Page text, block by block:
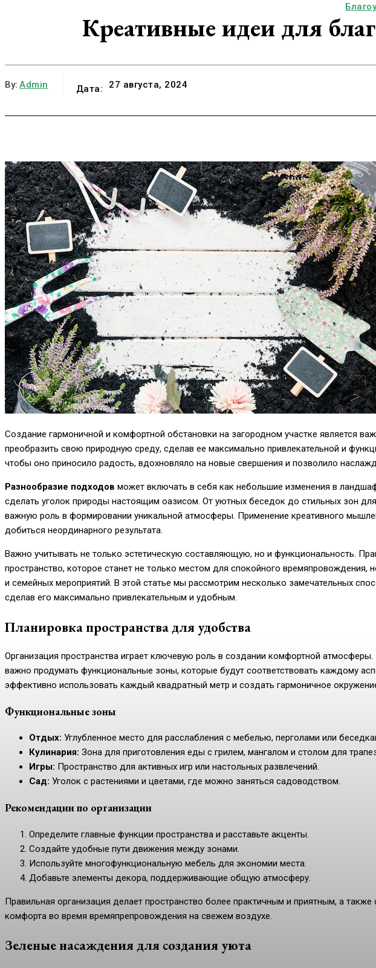
Креативные идеи для
By: Admin Дата: 27 августа, 2024
Создание гармоничной и комфортной обстановки на загородном участке является
преобразить свою природную среду, сделав ее максимально привлекательной и
чтобы оно приносило радость, вдохновляло на новые свершения и позволило
Разнообразие подходов может включать в себя как небольшие изменения в
сделать уголок природы настоящим оазисом. От уютных беседок до стильных зон
важную роль в формировании уникальной атмосферы. Применение креативного
добиться неординарного результата.
Важно учитывать не только эстетическую составляющую, но и функциональность.
пространство, которое станет не только местом для спокойного
и семейных мероприятий. В этой статье мы рассмотрим несколько замечательных
сделав его максимально привлекательным и удобным.
Планировка пространства для удобства
Организация пространства играет ключевую роль в создании комфортной
важно продумать функциональные зоны, которые будут соответствовать каждому
эффективно использовать каждый квадратный метр и создать гармоничное
Функциональные зоны
Отдых: Углубленное место для расслабления с мебелью, перголами или
Кулинария: Зона для приготовления еды с грилем, мангалом и столом для
Игры: Пространство для активных игр или настольных развлечений.
Сад: Уголок с растениями и цветами, где можно заняться садоводством.
Рекомендации по организации
Определите главные функции пространства и расставьте акценты.
Создайте удобные пути движения между зонами.
Используйте многофункциональную мебель для экономии места.
Добавьте элементы декора, поддерживающие общую атмосферу.
Правильная организация делает пространство более практичным и приятным, а
комфорта во время времяпрепровождения на свежем воздухе.
Зеленые насаждения для создания уюта